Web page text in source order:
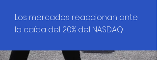
Los mercados reaccionan ante
la caída del 20% del NASDAQ